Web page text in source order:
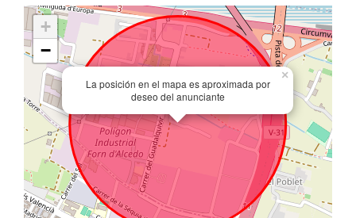
La posición en el mapa es aproximada por
deseo del anunciante
×
+
−